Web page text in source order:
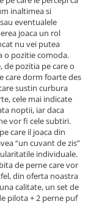
inaltimea si
eventualele
joaca un rol
nu vei putea
o pozitie comoda.
de pozitia pe care o
care dorm foarte des
sustin curbura
cele mai indicate
noptii, iar daca
vor fi cele subtiri.
care il joaca din
“un cuvant de zis”
individuale.
de perne care vor
din oferta noastra
calitate, un set de
pilota + 2 perne puf